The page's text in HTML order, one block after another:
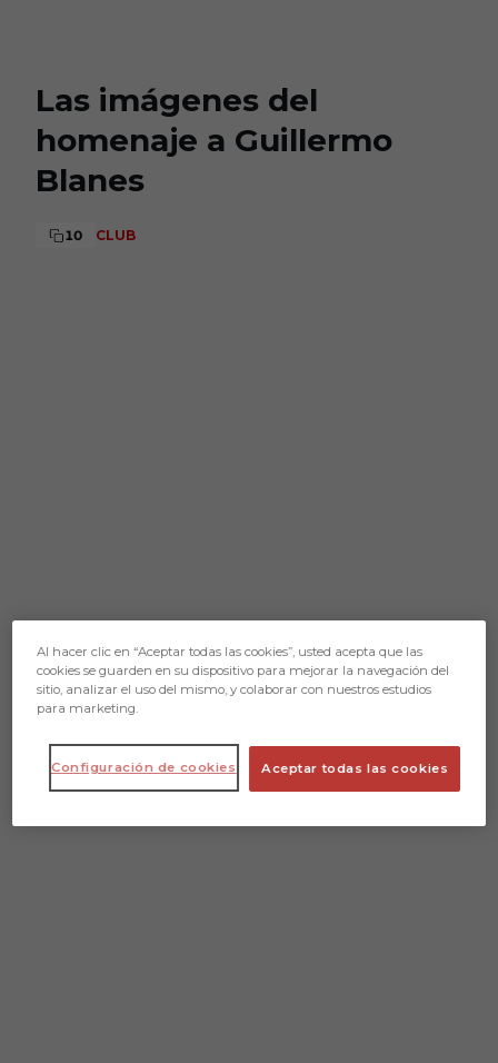
Las imágenes del
homenaje a Guillermo
Blanes
10 CLUB
Al hacer clic en “Aceptar todas las cookies”, usted acepta que las
cookies se guarden en su dispositivo para mejorar la navegación del
sitio, analizar el uso del mismo, y colaborar con nuestros estudios
para marketing.
Aceptar todas las cookies
Configuración de cookies